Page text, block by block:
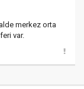
merkez orta
var.